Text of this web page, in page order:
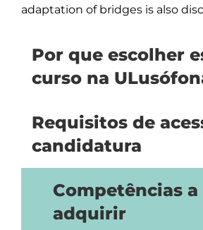
adaptation of bridges is also
Por que escolher
curso na
Requisitos de
candidatura
Competências a
adquirir